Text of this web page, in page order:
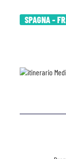
SPAGNA -